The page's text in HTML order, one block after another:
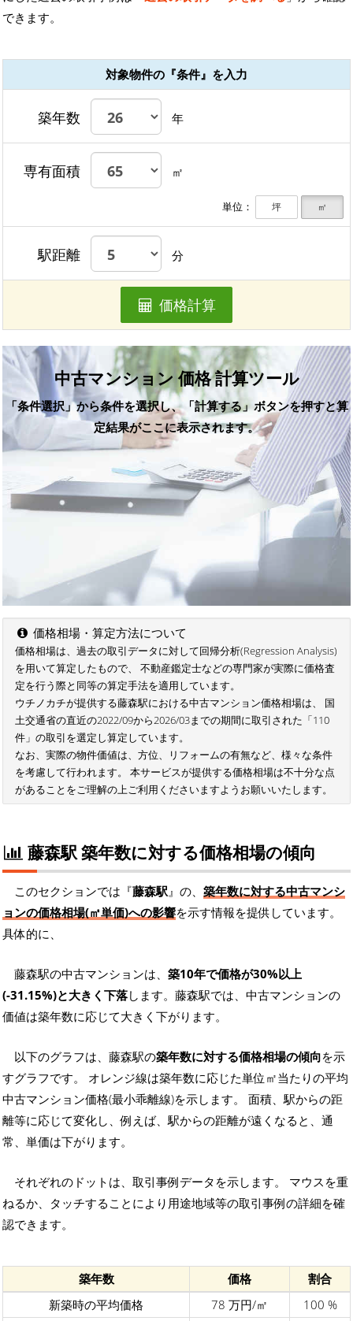
できます。
対象物件の『条件』を入力
築年数 年
専有面積 ㎡
単位： 坪 ㎡
駅距離 分
価格計算
中古マンション 価格 計算ツール
「条件選択」から条件を選択し、「計算する」ボタンを押すと算
定結果がここに表示されます。
価格相場・算定方法について
価格相場は、過去の取引データに対して回帰分析(Regression Analysis)
を用いて算定したもので、 不動産鑑定士などの専門家が実際に価格査
定を行う際と同等の算定手法を適用しています。
ウチノカチが提供する藤森駅における中古マンション価格相場は、 国
土交通省の直近の2022/09から2026/03までの期間に取引された「110
件」の取引を選定し算定しています。
なお、実際の物件価値は、方位、リフォームの有無など、様々な条件
を考慮して行われます。 本サービスが提供する価格相場は不十分な点
があることをご理解の上ご利用くださいますようお願いいたします。
藤森駅 築年数に対する価格相場の傾向
このセクションでは『藤森駅』の、 築年数に対する中古マンシ
ョンの価格相場(㎡単価)への影響を示す情報を提供しています。
具体的に、
藤森駅の中古マンションは、 築10年で価格が30%以上
(-31.15%)と大きく下落します。藤森駅では、中古マンションの
価値は築年数に応じて大きく下がります。
以下のグラフは、藤森駅の築年数に対する価格相場の傾向を示
すグラフです。 オレンジ線は築年数に応じた単位㎡当たりの平均
中古マンション価格(最小乖離線)を示します。 面積、駅からの距
離等に応じて変化し、例えば、駅からの距離が遠くなると、通
常、単価は下がります。
それぞれのドットは、取引事例データを示します。 マウスを重
ねるか、タッチすることにより用途地域等の取引事例の詳細を確
認できます。
築年数 価格
割合
新築時の平均価格
78 万円/㎡
100 %